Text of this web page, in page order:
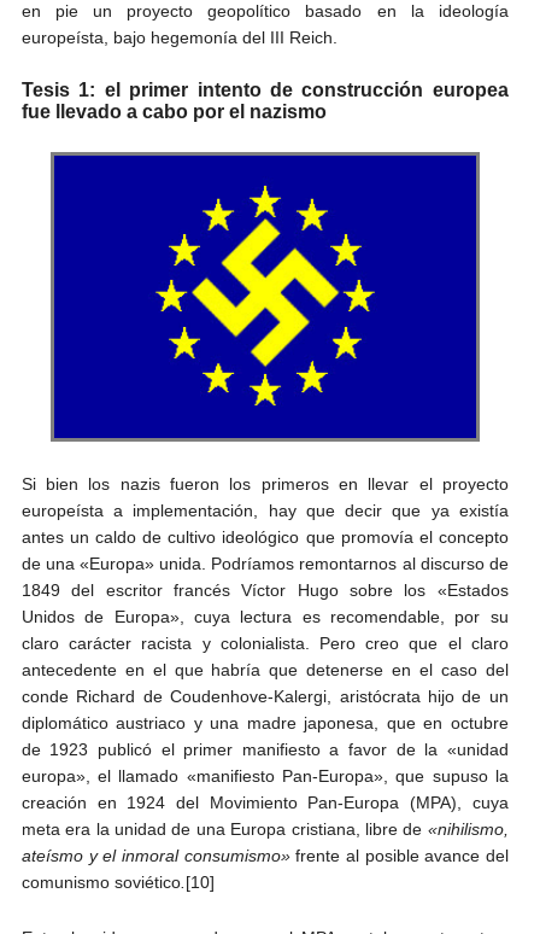
en pie un proyecto geopolítico basado en la ideología
europeísta, bajo hegemonía del III Reich.
Tesis 1: el primer intento de construcción europea
fue llevado a cabo por el nazismo
Si bien los nazis fueron los primeros en llevar el proyecto
europeísta a implementación, hay que decir que ya existía
antes un caldo de cultivo ideológico que promovía el concepto
de una «Europa» unida. Podríamos remontarnos al discurso de
1849 del escritor francés Víctor Hugo sobre los «Estados
Unidos de Europa», cuya lectura es recomendable, por su
claro carácter racista y colonialista. Pero creo que el claro
antecedente en el que habría que detenerse en el caso del
conde Richard de Coudenhove-Kalergi, aristócrata hijo de un
diplomático austriaco y una madre japonesa, que en octubre
de 1923 publicó el primer manifiesto a favor de la «unidad
europa», el llamado «manifiesto Pan-Europa», que supuso la
creación en 1924 del Movimiento Pan-Europa (MPA), cuya
meta era la unidad de una Europa cristiana, libre de «nihilismo,
ateísmo y el inmoral consumismo»frente al posible avance del
comunismo soviético. [10]